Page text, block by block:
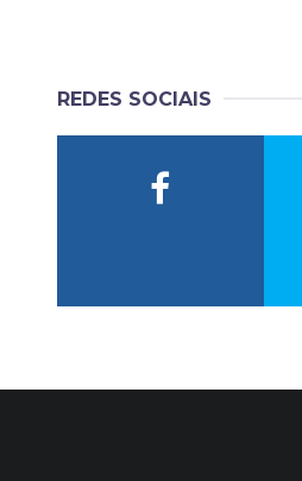
REDES SOCIAIS